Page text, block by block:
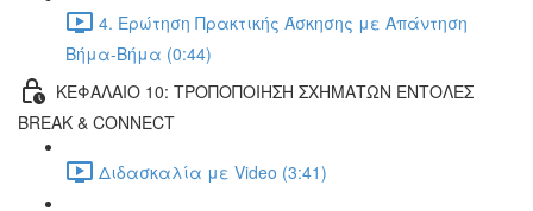
4. Ερώτηση Πρακτικής Άσκησης με Απάντηση
Βήμα-Βήμα (0:44)
ΚΕΦΑΛΑΙΟ 10: ΤΡΟΠΟΠΟΙΗΣΗ ΣΧΗΜΑΤΩΝ ΕΝΤΟΛΕΣ
BREAK & CONNECT
Διδασκαλία με Video (3:41)